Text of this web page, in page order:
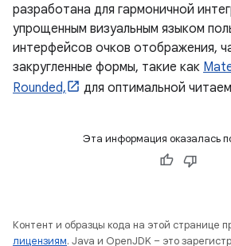
разработана для гармоничной
упрощенным визуальным языком
интерфейсов очков отображения,
закругленные формы, такие как
Rounded,
для оптимальной
Эта информация оказалась
Контент и образцы кода на этой странице
лицензиям. Java и OpenJDK – это